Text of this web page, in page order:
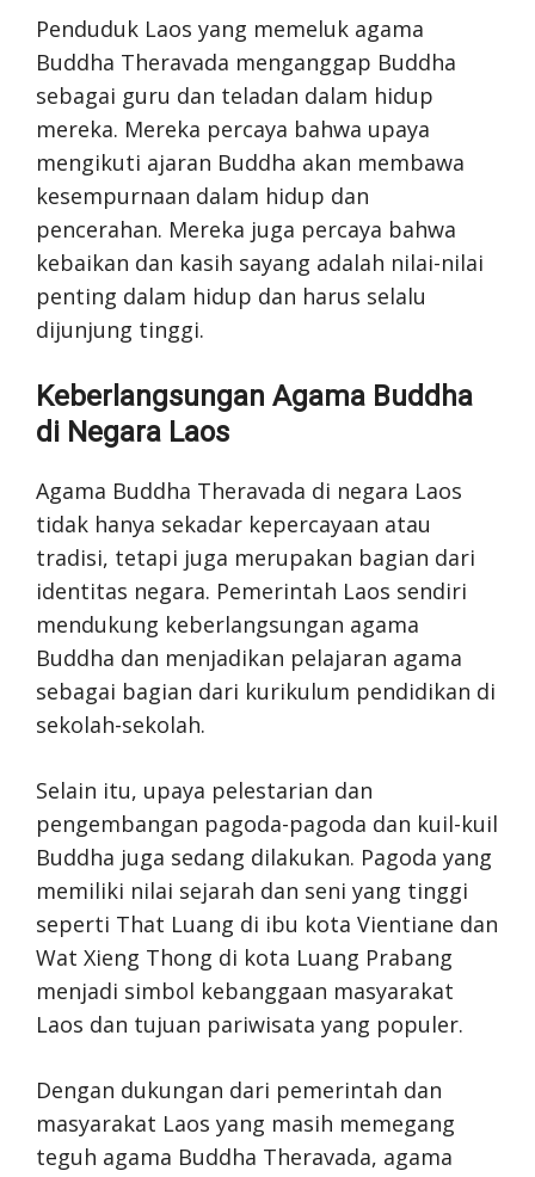
Penduduk Laos yang memeluk agama
Buddha Theravada menganggap Buddha
sebagai guru dan teladan dalam hidup
mereka. Mereka percaya bahwa upaya
mengikuti ajaran Buddha akan membawa
kesempurnaan dalam hidup dan
pencerahan. Mereka juga percaya bahwa
kebaikan dan kasih sayang adalah nilai-nilai
penting dalam hidup dan harus selalu
dijunjung tinggi.
Keberlangsungan Agama Buddha
di Negara Laos
Agama Buddha Theravada di negara Laos
tidak hanya sekadar kepercayaan atau
tradisi, tetapi juga merupakan bagian dari
identitas negara. Pemerintah Laos sendiri
mendukung keberlangsungan agama
Buddha dan menjadikan pelajaran agama
sebagai bagian dari kurikulum pendidikan di
sekolah-sekolah.
Selain itu, upaya pelestarian dan
pengembangan pagoda-pagoda dan kuil-kuil
Buddha juga sedang dilakukan. Pagoda yang
memiliki nilai sejarah dan seni yang tinggi
seperti That Luang di ibu kota Vientiane dan
Wat Xieng Thong di kota Luang Prabang
menjadi simbol kebanggaan masyarakat
Laos dan tujuan pariwisata yang populer.
Dengan dukungan dari pemerintah dan
masyarakat Laos yang masih memegang
teguh agama Buddha Theravada, agama